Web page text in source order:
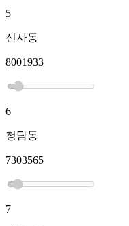
5
신사동
8001933
6
청담동
7303565
7